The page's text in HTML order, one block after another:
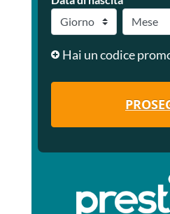
Hai un codice